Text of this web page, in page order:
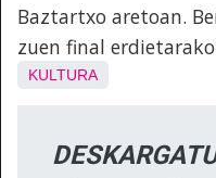
Baztartxo aretoan.
zuen final
KULTURA